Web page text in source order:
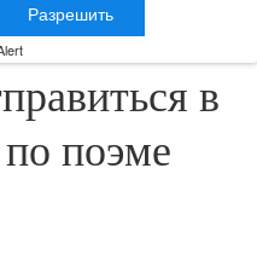
в
поэме
Разрешить